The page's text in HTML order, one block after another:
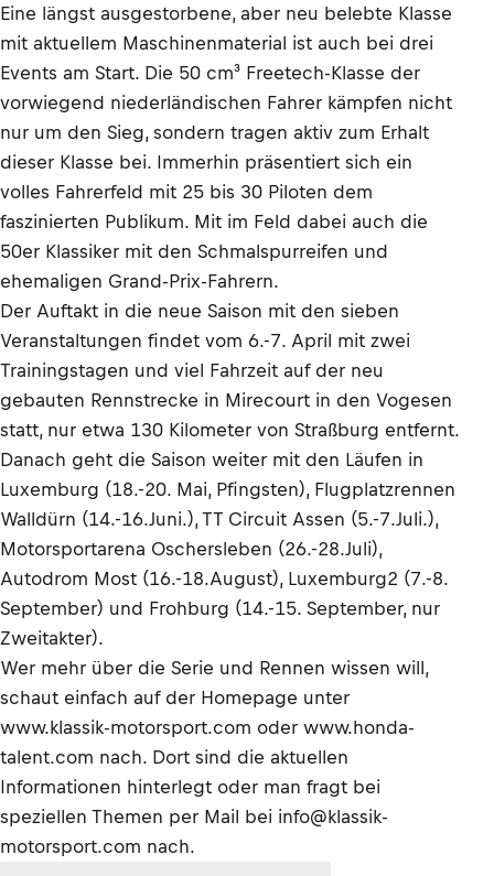
Eine längst ausgestorbene, aber neu belebte Klasse
mit aktuellem Maschinenmaterial ist auch bei drei
Events am Start. Die 50 cm³ Freetech-Klasse der
vorwiegend niederländischen Fahrer kämpfen nicht
nur um den Sieg, sondern tragen aktiv zum Erhalt
dieser Klasse bei. Immerhin präsentiert sich ein
volles Fahrerfeld mit 25 bis 30 Piloten dem
faszinierten Publikum. Mit im Feld dabei auch die
50er Klassiker mit den Schmalspurreifen und
ehemaligen Grand-Prix-Fahrern.
Der Auftakt in die neue Saison mit den sieben
Veranstaltungen findet vom 6.-7. April mit zwei
Trainingstagen und viel Fahrzeit auf der neu
gebauten Rennstrecke in Mirecourt in den Vogesen
statt, nur etwa 130 Kilometer von Straßburg entfernt.
Danach geht die Saison weiter mit den Läufen in
Luxemburg (18.-20. Mai, Pfingsten), Flugplatzrennen
Walldürn (14.-16.Juni.), TT Circuit Assen (5.-7.Juli.),
Motorsportarena Oschersleben (26.-28.Juli),
Autodrom Most (16.-18.August), Luxemburg2 (7.-8.
September) und Frohburg (14.-15. September, nur
Zweitakter).
Wer mehr über die Serie und Rennen wissen will,
schaut einfach auf der Homepage unter
www.klassik-motorsport.com oder www.honda-
talent.com nach. Dort sind die aktuellen
Informationen hinterlegt oder man fragt bei
speziellen Themen per Mail bei info@klassik-
motorsport.com nach.